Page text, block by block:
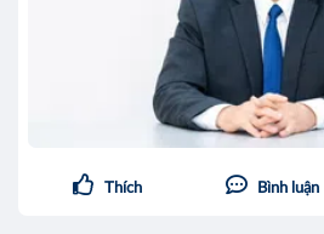
Thích Bình luận